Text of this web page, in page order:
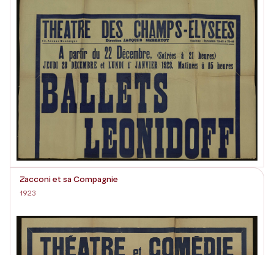
Zacconi et sa Compagnie
1923